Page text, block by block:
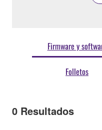
Firmware y
Folletos
0 Resultados